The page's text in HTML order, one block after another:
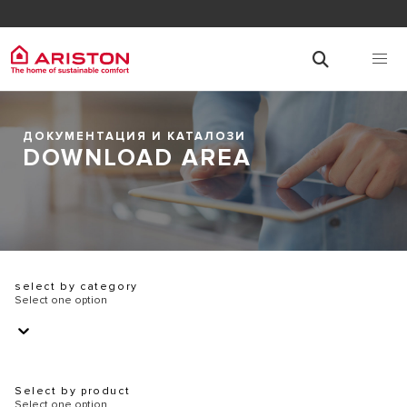
ДОКУМЕНТАЦИЯ И КАТАЛОЗИ
DOWNLOAD AREA
select by category
Select one option
Select by product